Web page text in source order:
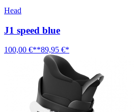
Head
J1 speed blue
100,00 €**89,95 €*